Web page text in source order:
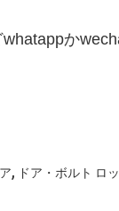
か
, ドア・ボルト ロ